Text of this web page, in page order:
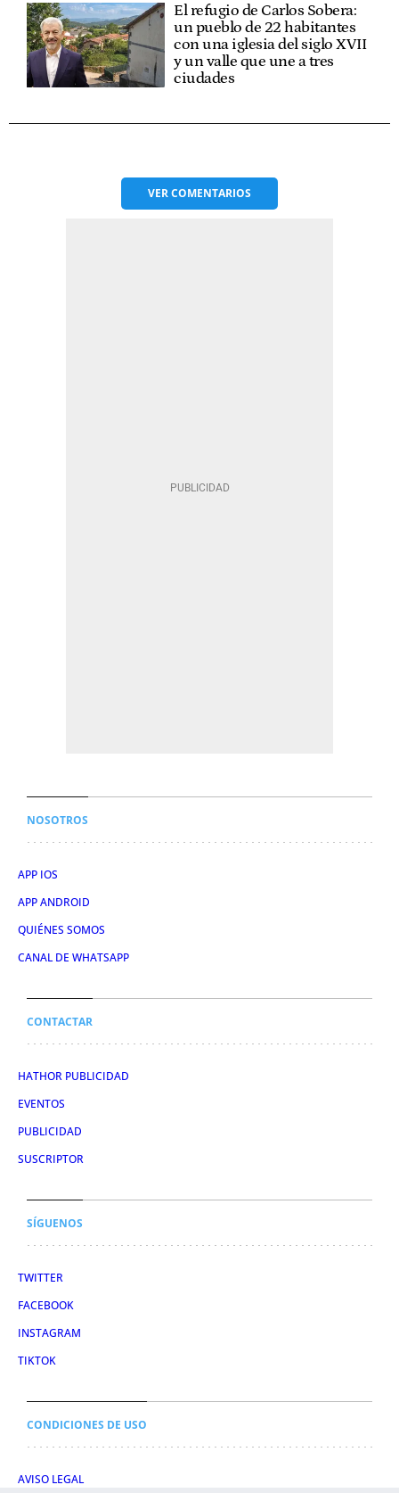
El refugio de Carlos Sobera:
un pueblo de 22 habitantes
con una iglesia del siglo XVII
y un valle que une a tres
ciudades
VERCOMENTARIOS
NOSOTROS
APP IOS
APP ANDROID
QUIÉNES SOMOS
CANAL DE WHATSAPP
CONTACTAR
HATHOR PUBLICIDAD
EVENTOS
PUBLICIDAD
SUSCRIPTOR
SÍGUENOS
TWITTER
FACEBOOK
INSTAGRAM
TIKTOK
CONDICIONES DE USO
AVISO LEGAL